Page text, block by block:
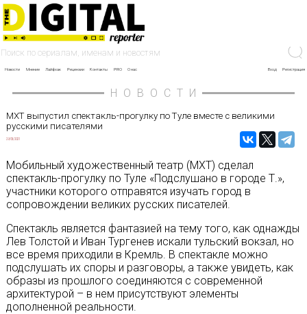
Новости Мнение Лайфхак Рецензии Контакты PRO О нас Вход Регистрация
НОВОСТИ
МХТ выпустил спектакль-прогулку по Туле вместе с великими
русскими писателями
29/05/2021
Мобильный художественный театр (МХТ) сделал
спектакль-прогулку по Туле «Подслушано в городе Т.»,
участники которого отправятся изучать город в
сопровождении великих русских писателей.
Спектакль является фантазией на тему того, как однажды
Лев Толстой и Иван Тургенев искали тульский вокзал, но
все время приходили в Кремль. В спектакле можно
подслушать их споры и разговоры, а также увидеть, как
образы из прошлого соединяются с современной
архитектурой – в нем присутствуют элементы
дополненной реальности.